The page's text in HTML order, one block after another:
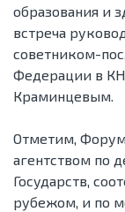
образования и
встреча
советником-
Федерации в
Краминцевым.
Отметим,
агентством по
Государств,
рубежом, и по